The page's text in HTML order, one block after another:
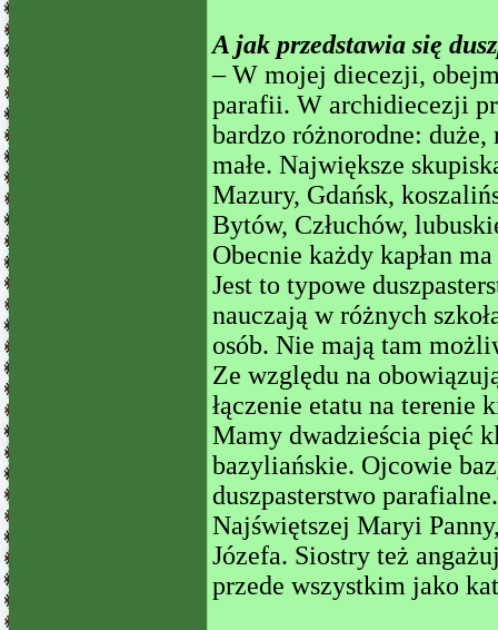
A jak przedstawia się
– W mojej diecezji,
parafii. W archidiecezji
bardzo różnorodne:
małe. Największe
Mazury, Gdańsk,
Bytów, Człuchów,
Obecnie każdy kapłan
Jest to typowe
nauczają w różnych
osób. Nie mają tam
Ze względu na
łączenie etatu na terenie
Mamy dwadzieścia pięć
bazyliańskie. Ojcowie
duszpasterstwo
Najświętszej Maryi
Józefa. Siostry też
przede wszystkim jako